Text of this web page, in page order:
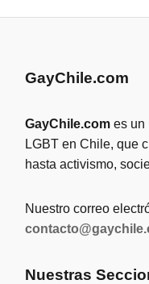
GayChile.com
GayChile.com es un
LGBT en Chile, que
hasta activismo,
Nuestro correo
Nuestras